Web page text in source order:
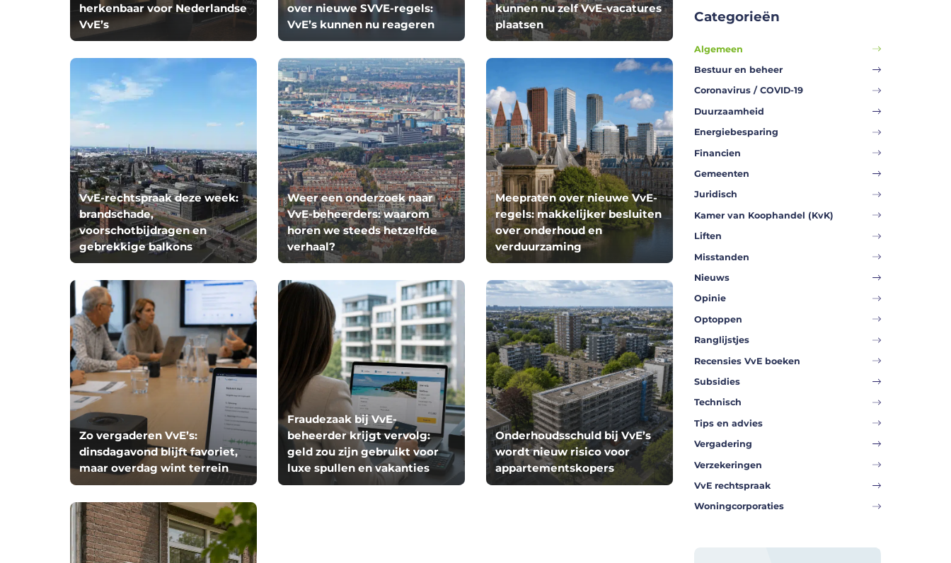
herkenbaar voor Nederlandse
VvE’s
over nieuwe SVVE-regels:
VvE’s kunnen nu reageren
kunnen nu zelf VvE-vacatures
plaatsen
VvE-rechtspraak deze week:
brandschade,
voorschotbijdragen en
gebrekkige balkons
Weer een onderzoek naar
VvE-beheerders: waarom
horen we steeds hetzelfde
verhaal?
Meepraten over nieuwe VvE-
regels: makkelijker besluiten
over onderhoud en
verduurzaming
Zo vergaderen VvE’s:
dinsdagavond blijft favoriet,
maar overdag wint terrein
Fraudezaak bij VvE-
beheerder krijgt vervolg:
geld zou zijn gebruikt voor
luxe spullen en vakanties
Onderhoudsschuld bij VvE’s
wordt nieuw risico voor
appartementskopers
Categorieën
Algemeen
Bestuur en beheer
Coronavirus / COVID-19
Duurzaamheid
Energiebesparing
Financien
Gemeenten
Juridisch
Kamer van Koophandel (KvK)
Liften
Misstanden
Nieuws
Opinie
Optoppen
Ranglijstjes
Recensies VvE boeken
Subsidies
Technisch
Tips en advies
Vergadering
Verzekeringen
VvE rechtspraak
Woningcorporaties